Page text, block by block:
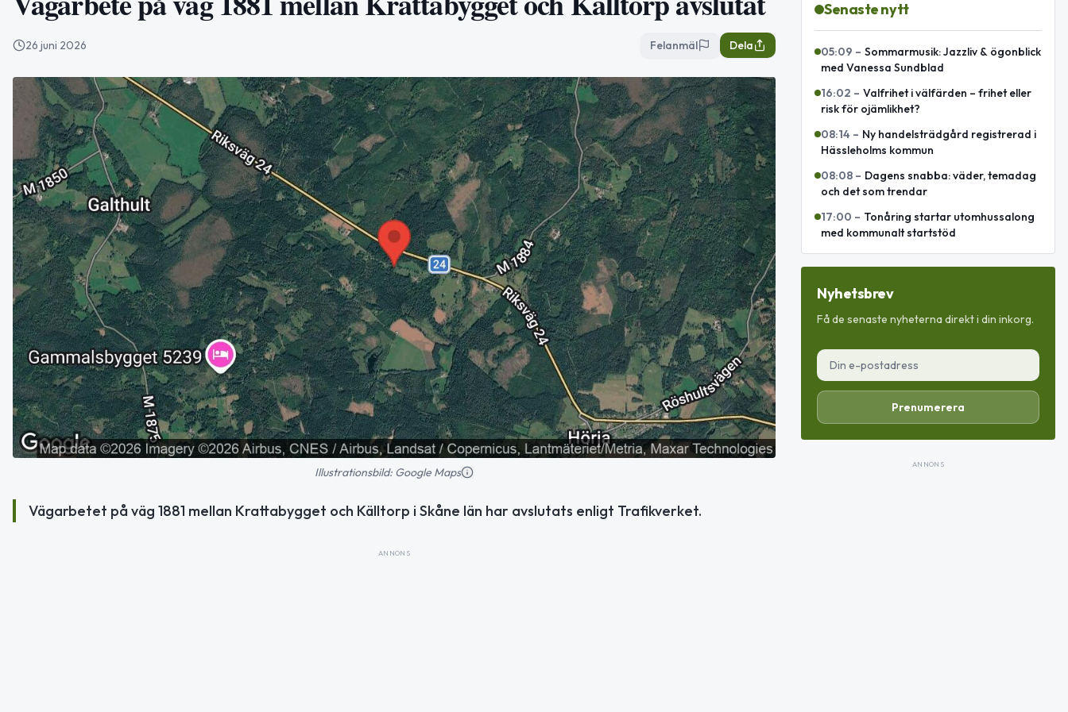
26 juni 2026 Felanmäl Dela
Illustrationsbild: Google Maps
Vägarbetet på väg 1881 mellan Krattabygget och Källtorp i Skåne län har avslutats enligt Trafikverket.
ANNONS
Senaste nytt
05:09 – Sommarmusik: Jazzliv & ögonblick
med Vanessa Sundblad
16:02 – Valfrihet i välfärden – frihet eller
risk för ojämlikhet?
08:14 – Ny handelsträdgård registrerad i
Hässleholms kommun
08:08 – Dagens snabba: väder, temadag
och det som trendar
17:00 – Tonåring startar utomhussalong
med kommunalt startstöd
Nyhetsbrev
Få de senaste nyheterna direkt i din inkorg.
Prenumerera
ANNONS